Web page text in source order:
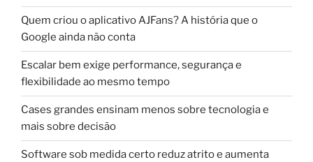
Quem criou o aplicativo AJFans? A história que o
Google ainda não conta
Escalar bem exige performance, segurança e
flexibilidade ao mesmo tempo
Cases grandes ensinam menos sobre tecnologia e
mais sobre decisão
Software sob medida certo reduz atrito e aumenta